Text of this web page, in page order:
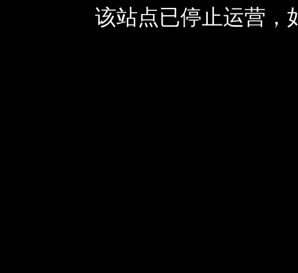
该站点已停止运营，